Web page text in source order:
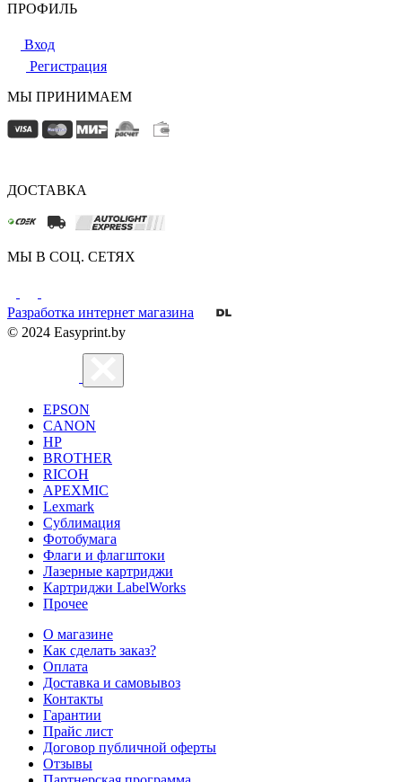
ПРОФИЛЬ
Вход
Регистрация
МЫ ПРИНИМАЕМ
ДОСТАВКА
МЫ В СОЦ. СЕТЯХ
Разработка интернет магазина
© 2024 Easyprint.by
EPSON
CANON
HP
BROTHER
RICOH
APEXMIC
Lexmark
Сублимация
Фотобумага
Флаги и флагштоки
Лазерные картриджи
Картриджи LabelWorks
Прочее
О магазине
Как сделать заказ?
Оплата
Доставка и самовывоз
Контакты
Гарантии
Прайс лист
Договор публичной оферты
Отзывы